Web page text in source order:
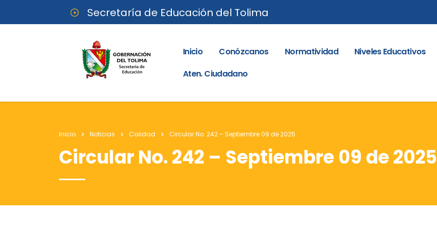
Secretaría de Educación del Tolima
Inicio Conózcanos Normatividad Niveles Educativos
Aten. Ciudadano
Inicio Noticias Calidad Circular No. 242 – Septiembre 09 de 2025
Circular No. 242 – Septiembre 09 de 2025